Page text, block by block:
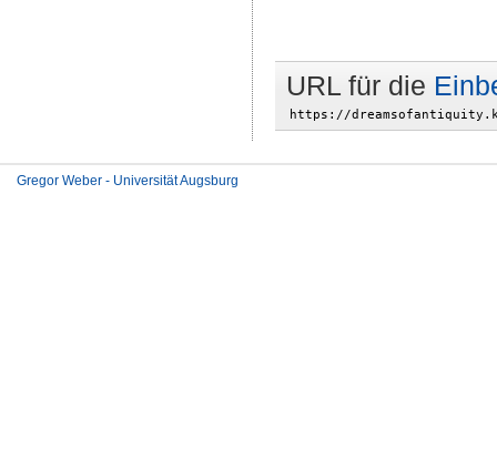
URL für die
Gregor Weber - Universität Augsburg